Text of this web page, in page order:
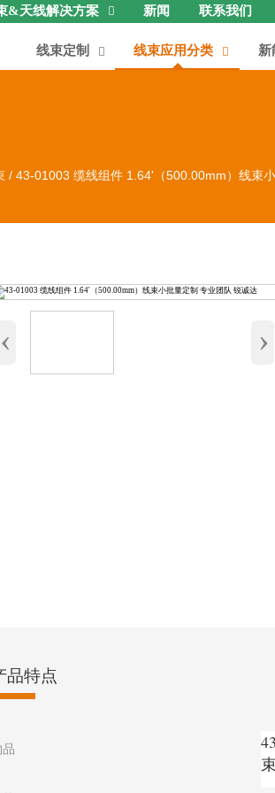
&天线解决方案  新闻 联系我们
线束定制  线束应用分类  新
/ 43-01003 缆线组件 1.64'（500.00mm）线束
‹ ›
品特点
品